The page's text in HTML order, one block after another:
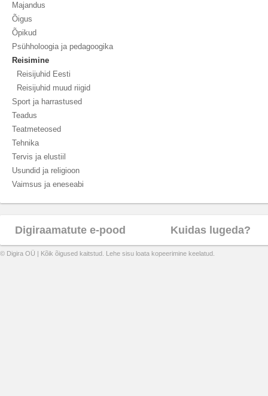
Majandus
Õigus
Õpikud
Psühholoogia ja pedagoogika
Reisimine
Reisijuhid Eesti
Reisijuhid muud riigid
Sport ja harrastused
Teadus
Teatmeteosed
Tehnika
Tervis ja elustiil
Usundid ja religioon
Vaimsus ja eneseabi
Digiraamatute e-pood Kuidas lugeda?
© Digira OÜ | Kõik õigused kaitstud. Lehe sisu loata kopeerimine keelatud.